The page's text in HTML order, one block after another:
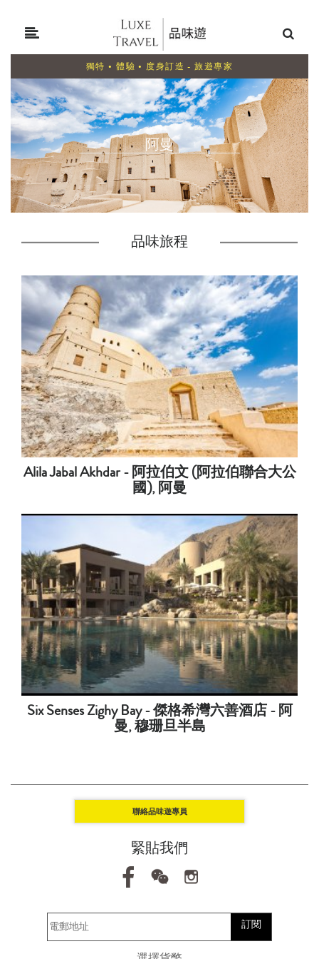
獨特 • 體驗 • 度身訂造 - 旅遊專家
阿曼
品味旅程
Alila Jabal Akhdar - 阿拉伯文 (阿拉伯聯合大公
國), 阿曼
Six Senses Zighy Bay - 傑格希灣六善酒店 - 阿
曼, 穆珊旦半島
聯絡品味遊專員
緊貼我們
訂閱